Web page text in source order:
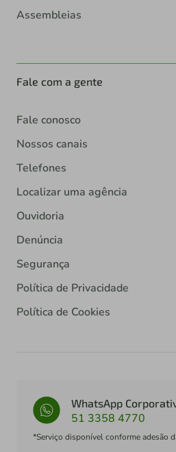
Assembleias
Fale com a gente
Fale conosco
Nossos canais
Telefones
Localizar uma agência
Ouvidoria
Denúncia
Segurança
Política de Privacidade
Política de Cookies
WhatsApp
51 3358 4770
*Serviço disponível conforme adesão